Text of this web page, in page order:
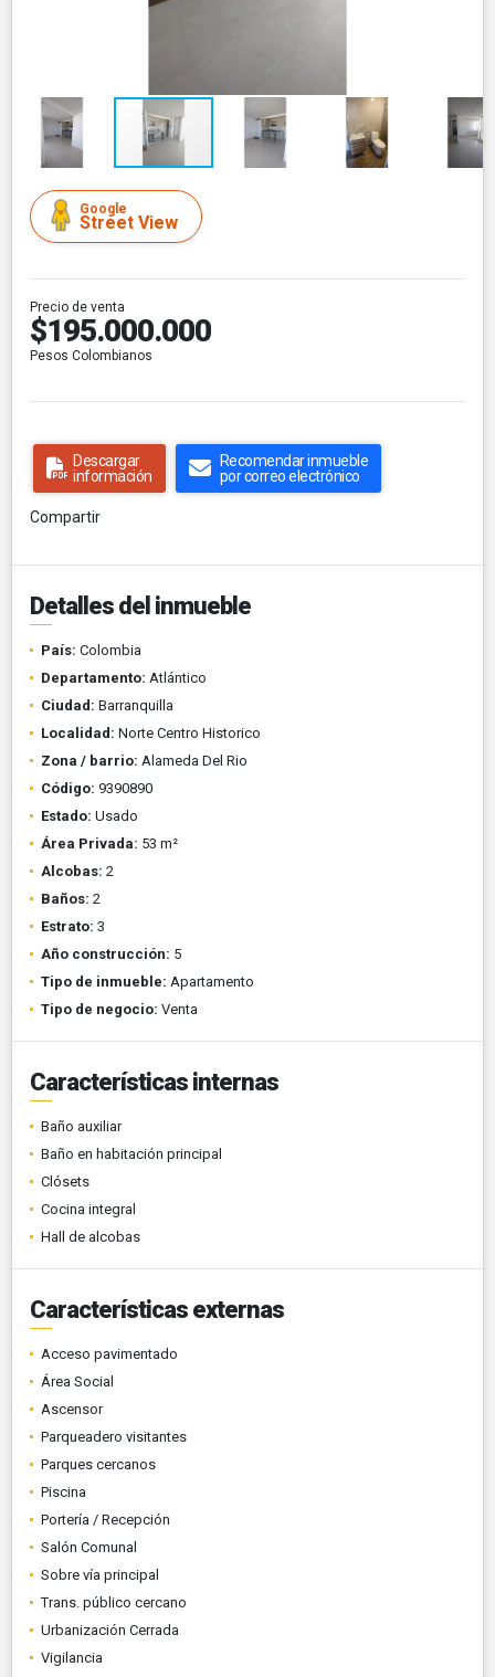
Google
Street View
Precio de venta
$195.000.000
Pesos Colombianos
Descargar
información
Recomendar inmueble
por correo electrónico
Compartir
Detalles del inmueble
País: Colombia
Departamento: Atlántico
Ciudad: Barranquilla
Localidad: Norte Centro Historico
Zona / barrio: Alameda Del Rio
Código: 9390890
Estado: Usado
Área Privada: 53 m²
Alcobas: 2
Baños: 2
Estrato: 3
Año construcción: 5
Tipo de inmueble: Apartamento
Tipo de negocio: Venta
Características internas
Baño auxiliar
Baño en habitación principal
Clósets
Cocina integral
Hall de alcobas
Características externas
Acceso pavimentado
Área Social
Ascensor
Parqueadero visitantes
Parques cercanos
Piscina
Portería / Recepción
Salón Comunal
Sobre vía principal
Trans. público cercano
Urbanización Cerrada
Vigilancia